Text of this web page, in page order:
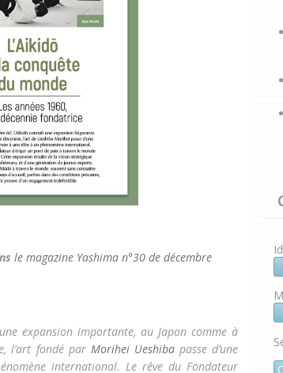
le magazine Yashima n°30 de décembre
expansion importante, au Japon comme à
l’art fondé par Morihei Ueshibapasse d’une
international. Le rêve du Fondateur